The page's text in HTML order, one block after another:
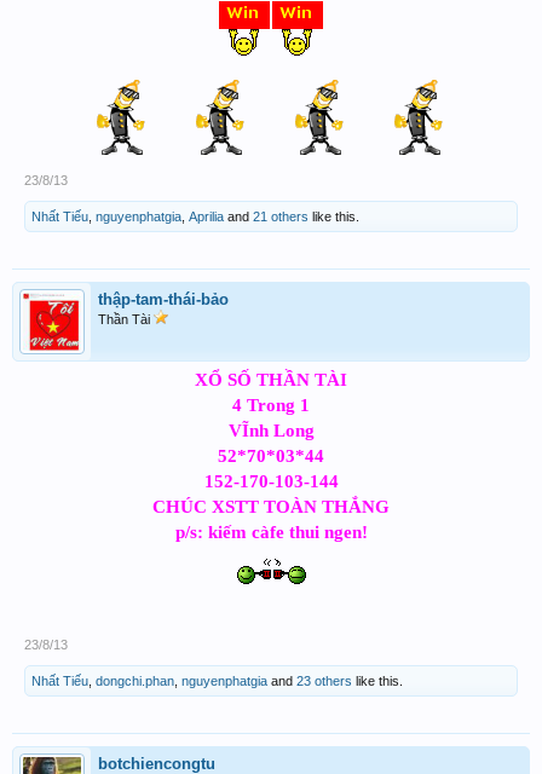
23/8/13
Nhất Tiếu nguyenphatgia Aprilia and 21 others like this.
thập-tam-thái-bảo
Thần Tài
XỔ SỐ THẦN TÀI
4 Trong 1
VĨnh Long
52*70*03*44
152-170-103-144
CHÚC XSTT TOÀN THẮNG
p/s: kiếm càfe thui ngen!
23/8/13
Nhất Tiếu dongchi.phan nguyenphatgia and 23 others like this.
botchiencongtu